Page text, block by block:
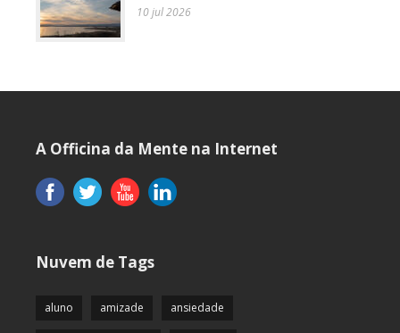
10 jul 2026
A Officina da Mente na Internet
Nuvem de Tags
aluno amizade ansiedade